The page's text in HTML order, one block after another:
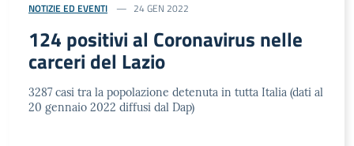
NOTIZIE ED EVENTI 24 GEN 2022
124 positivi al Coronavirus nelle
carceri del Lazio
3287 casi tra la popolazione detenuta in tutta Italia (dati al
20 gennaio 2022 diffusi dal Dap)